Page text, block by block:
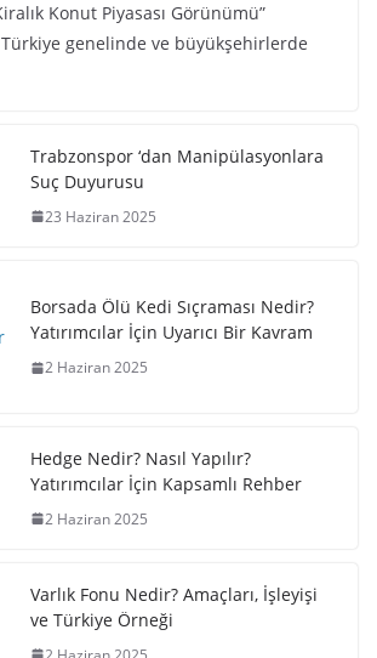
Konut Piyasası Görünümü”
genelinde ve büyükşehirlerde
Trabzonspor ‘dan Manipülasyonlara
Suç Duyurusu
23 Haziran 2025
Borsada Ölü Kedi Sıçraması Nedir?
Yatırımcılar İçin Uyarıcı Bir Kavram
2 Haziran 2025
Hedge Nedir? Nasıl Yapılır?
Yatırımcılar İçin Kapsamlı Rehber
2 Haziran 2025
Varlık Fonu Nedir? Amaçları, İşleyişi
ve Türkiye Örneği